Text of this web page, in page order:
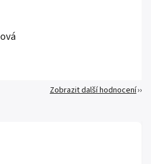
Zobrazit další hodnocení